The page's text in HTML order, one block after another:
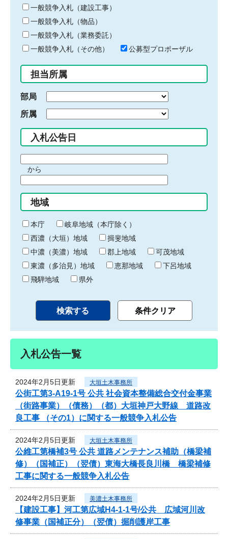
キ
ー
ワ
ー
ド
入
力
一般競争入札（建設工事）
一般競争入札（物品）
一般競争入札（業務委託）
一般競争入札（その他）
公募型プロポーザル
担当所属
部局
所属
入札公告日
間
始
り
から
間
終
わ
り
地域
本庁
岐阜地域（本庁除く）
西濃（大垣）地域
揖斐地域
中濃（美濃）地域
郡上地域
可茂地域
東濃（多治見）地域
恵那地域
下呂地域
飛騨地域
県外
入札公告一覧
2024年2月5日更新 大垣土木事務所
公街工第3-A19-1号 公共 社会資本整備総合交付金事業
（街路事業）（債務）（都）大垣神戸大野線 道路改
良工事 （その1）に関する一般競争入札公告
2024年2月5日更新 大垣土木事務所
公維工第橋補3号 公共 道路メンテナンス補助（橋梁補
修）（国補正）（翌債）東海大橋長良川橋 橋梁補修
工事に関する一般競争入札公告
2024年2月5日更新 美濃土木事務所
【建設工事】河工第広域H4-1-1号/公共 広域河川改
修事業（国補正分）（翌債）掘削護岸工事